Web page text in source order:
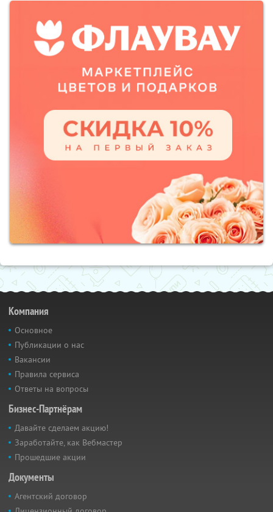
Компания
Основное
Публикации о нас
Вакансии
Правила сервиса
Ответы на вопросы
Бизнес-Партнёрам
Давайте сделаем акцию!
Заработайте, как Вебмастер
Прошедшие акции
Документы
Агентский договор